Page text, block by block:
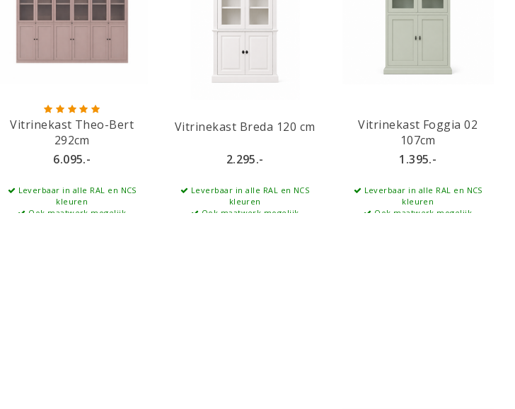
Vitrinekast Theo-Bert
292cm
6.095.-
Leverbaar in alle RAL en NCS
kleuren
Ook maatwerk mogelijk
Vitrinekast Breda 120 cm
2.295.-
Leverbaar in alle RAL en NCS
kleuren
Ook maatwerk mogelijk
Vitrinekast Foggia 02
107cm
1.395.-
Leverbaar in alle RAL en NCS
kleuren
Ook maatwerk mogelijk